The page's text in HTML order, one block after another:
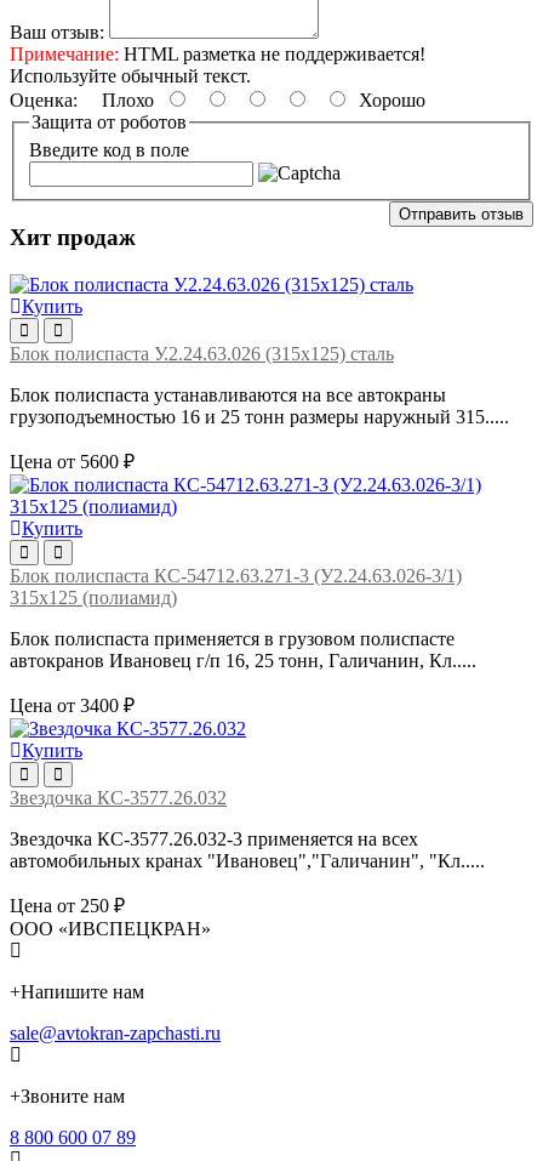
Ваш отзыв:
Примечание: HTML разметка не поддерживается!
Используйте обычный текст.
Оценка: Плохо
Хорошо
Защита от роботов
Введите код в поле
Отправить отзыв
Хит продаж
Купить
Блок полиспаста У.2.24.63.026 (315х125) сталь
Блок полиспаста устанавливаются на все автокраны
грузоподъемностью 16 и 25 тонн размеры наружный 315.....
Цена от 5600 ₽
Купить
Блок полиспаста КС-54712.63.271-3 (У2.24.63.026-3/1)
315х125 (полиамид)
Блок полиспаста применяется в грузовом полиспасте
автокранов Ивановец г/п 16, 25 тонн, Галичанин, Кл.....
Цена от 3400 ₽
Купить
Звездочка КС-3577.26.032
Звездочка КС-3577.26.032-3 применяется на всех
автомобильных кранах "Ивановец","Галичанин", "Кл.....
Цена от 250 ₽
ООО «ИВСПЕЦКРАН»
+Напишите нам
sale@avtokran-zapchasti.ru
+Звоните нам
8 800 600 07 89